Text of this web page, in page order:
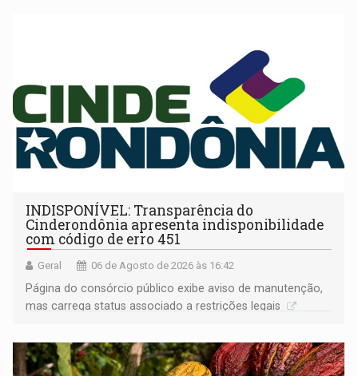
INDISPONÍVEL: Transparência do
Cinderondônia apresenta indisponibilidade
com código de erro 451
Geral 06 de Agosto de 2026 às 16:42
Página do consórcio público exibe aviso de manutenção,
mas carrega status associado a restrições legais